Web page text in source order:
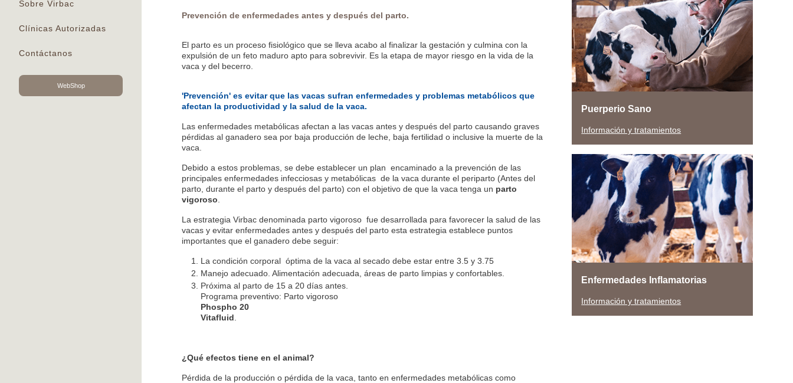
Sobre Virbac
Clínicas Autorizadas
Contáctanos
WebShop
Prevención de enfermedades antes y después del parto.
El parto es un proceso fisiológico que se lleva acabo al finalizar la gestación y culmina con la
expulsión de un feto maduro apto para sobrevivir. Es la etapa de mayor riesgo en la vida de la
vaca y del becerro.
'Prevención' es evitar que las vacas sufran enfermedades y problemas metabólicos que
afectan la productividad y la salud de la vaca.
Las enfermedades metabólicas afectan a las vacas antes y después del parto causando graves
pérdidas al ganadero sea por baja producción de leche, baja fertilidad o inclusive la muerte de la
vaca.
Debido a estos problemas, se debe establecer un plan encaminado a la prevención de las
principales enfermedades infecciosas y metabólicas de la vaca durante el periparto (Antes del
parto, durante el parto y después del parto) con el objetivo de que la vaca tenga un parto
vigoroso
La estrategia Virbac denominada parto vigoroso fue desarrollada para favorecer la salud de las
vacas y evitar enfermedades antes y después del parto esta estrategia establece puntos
importantes que el ganadero debe seguir:
La condición corporal óptima de la vaca al secado debe estar entre 3.5 y 3.75
Manejo adecuado. Alimentación adecuada, áreas de parto limpias y confortables.
Próxima al parto de 15 a 20 días antes.
Programa preventivo: Parto vigoroso
Phospho 20
Vitafluid
¿Qué efectos tiene en el animal?
Pérdida de la producción o pérdida de la vaca, tanto en enfermedades metabólicas como
Puerperio Sano
Información y tratamientos
Enfermedades Inflamatorias
Información y tratamientos